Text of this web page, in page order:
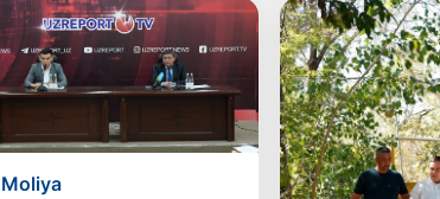
Moliya